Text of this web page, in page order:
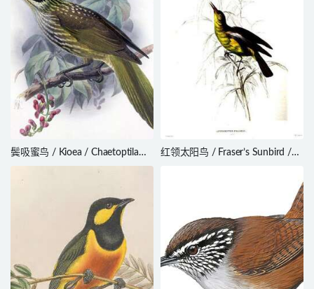
鬓吸蜜鸟 / Kioea / Chaetoptila
angustipluma
红领太阳鸟 / Fraser’s Sunbird /